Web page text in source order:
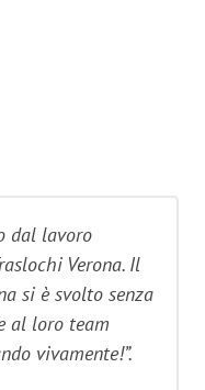
dal lavoro
Verona. Il
si è svolto senza
al loro team
vivamente!”.